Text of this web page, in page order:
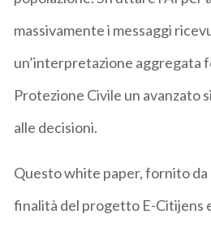
massivamente i messaggi
un’interpretazione aggregata
Protezione Civile un avanzato
alle decisioni.
Questo white paper, fornito da
finalità del progetto E-Citijens